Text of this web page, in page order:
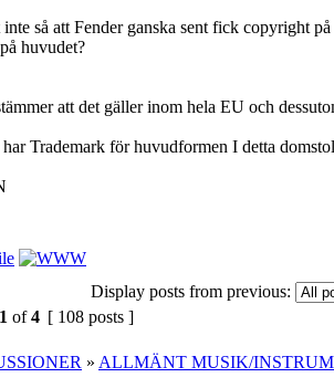
inte så att Fender ganska sent fick copyright
huvudet?
att det gäller inom hela EU och
har Trademark för huvudformen I detta
Display posts from previous:
1 of4 [ 108 posts ]
» ALLMÄNT MUSIK/